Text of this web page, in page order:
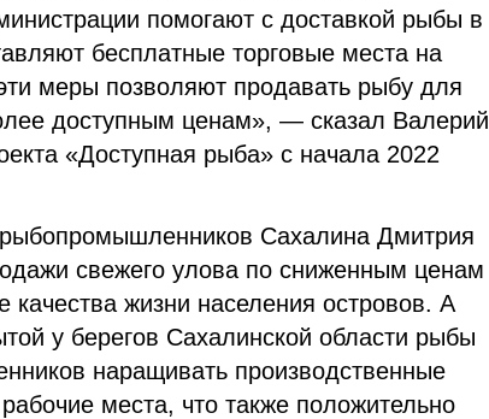
помогают с доставкой рыбы в
бесплатные торговые места на
меры позволяют продавать рыбу для
доступным ценам», — сказал Валерий
«Доступная рыба» с начала 2022
Сахалина Дмитрия
свежего улова по сниженным ценам
жизни населения островов. А
у берегов Сахалинской области рыбы
наращивать производственные
места, что также положительно